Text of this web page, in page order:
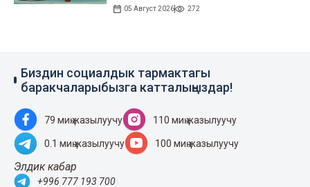
05 Август 2026 272
Биздин социалдык тармактагы
баракчаларыбызга катталыңыздар!
79 миң жазылуучу 110 миң жазылуучу
0.1 миң жазылуучу 100 миң жазылуучу
Элдик кабар
+996 777 193 700